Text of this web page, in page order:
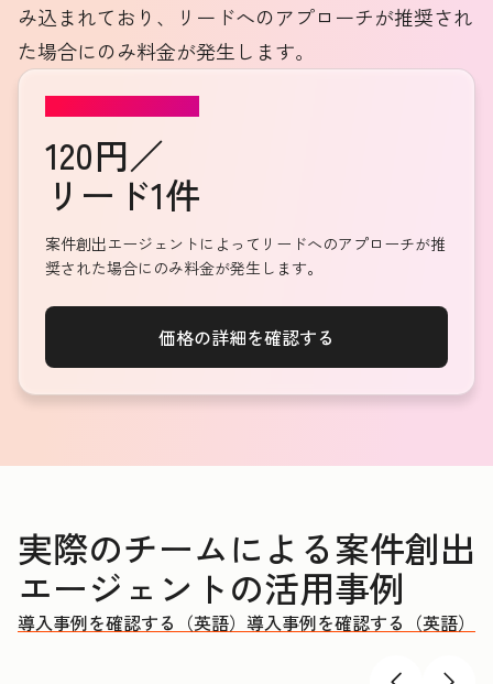
み込まれており、リードへのアプローチが推奨され
た場合にのみ料金が発生します。
120円／
リード1件
案件創出エージェントによってリードへのアプローチが推
奨された場合にのみ料金が発生します。
価格の詳細を確認する
実際のチームによる案件創出
エージェントの活用事例
導入事例を確認する（英語） 導入事例を確認する（英語）